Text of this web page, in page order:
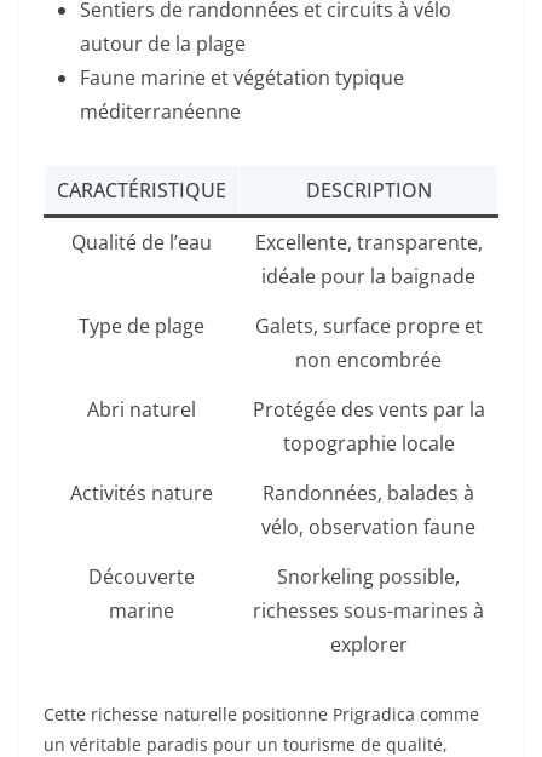
Sentiers de randonnées et circuits à vélo
autour de la plage
Faune marine et végétation typique
méditerranéenne
CARACTÉRISTIQUE
DESCRIPTION
Qualité de l’eau
Excellente, transparente,
idéale pour la baignade
Type de plage
Galets, surface propre et
non encombrée
Abri naturel
Protégée des vents par la
topographie locale
Activités nature
Randonnées, balades à
vélo, observation faune
Découverte
marine
Snorkeling possible,
richesses sous-marines à
explorer
Cette richesse naturelle positionne Prigradica comme
un véritable paradis pour un tourisme de qualité,